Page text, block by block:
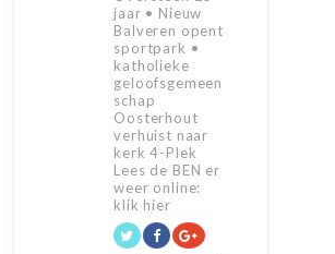
jaar • Nieuw
Balveren opent
sportpark •
katholieke
geloofsgemeen
schap
Oosterhout
verhuist naar
kerk 4-Plek
Lees de BEN er
weer online:
klik hier